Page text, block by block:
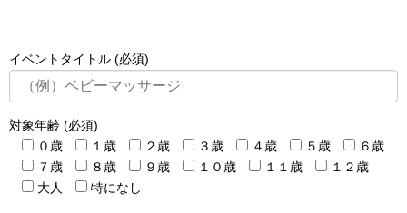
イベントタイトル (必須)
対象年齢 (必須)
０歳
１歳 ２歳 ３歳 ４歳 ５歳
６歳
７歳
８歳 ９歳 １０歳 １１歳
１２歳
大人
特になし